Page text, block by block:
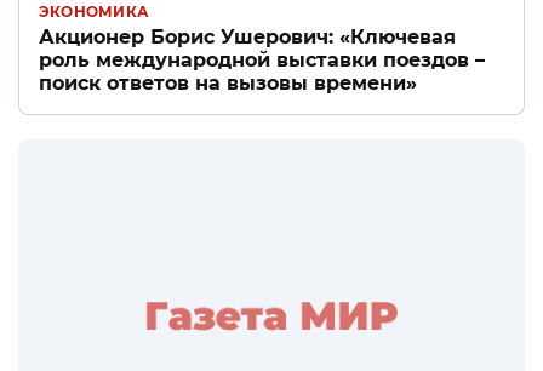
ЭКОНОМИКА
Акционер Борис Ушерович: «Ключевая
роль международной выставки поездов –
поиск ответов на вызовы времени»